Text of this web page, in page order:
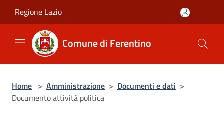
Regione Lazio
Comune di Ferentino
Home > Amministrazione > Documenti e dati >
Documento attività politica